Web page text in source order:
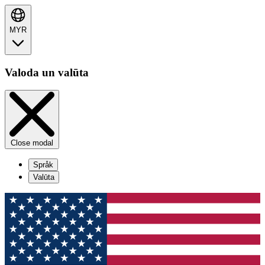
MYR
Valoda un valūta
Close modal
Språk
Valūta